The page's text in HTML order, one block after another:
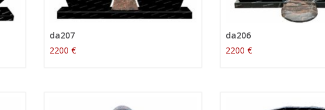
da207
2200 €
da206
2200 €